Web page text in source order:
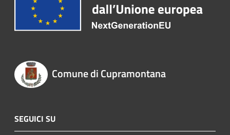
Comune di Cupramontana
SEGUICI SU